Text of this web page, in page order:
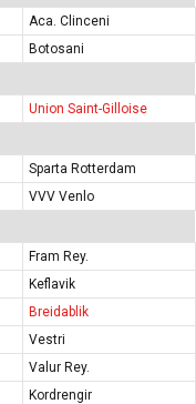
Aca. Clinceni
Botosani
Union Saint-Gilloise
Sparta Rotterdam
VVV Venlo
Fram Rey.
Keflavik
Breidablik
Vestri
Valur Rey.
Kordrengir